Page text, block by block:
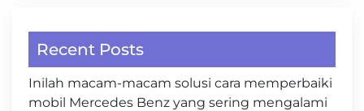
Recent Posts
Inilah macam-macam solusi cara memperbaiki
mobil Mercedes Benz yang sering mengalami